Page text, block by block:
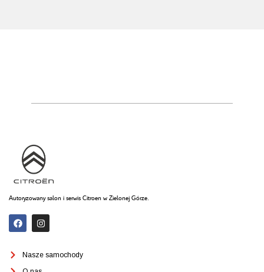
Autoryzowany salon i serwis Citroen w Zielonej Górze.
Nasze samochody